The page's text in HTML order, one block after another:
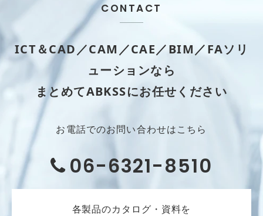
CONTACT
ICT＆CAD／CAM／CAE／BIM／FAソリ
ューションなら
まとめてABKSSにお任せください
お電話でのお問い合わせはこちら
06-6321-8510
各製品のカタログ・資料を